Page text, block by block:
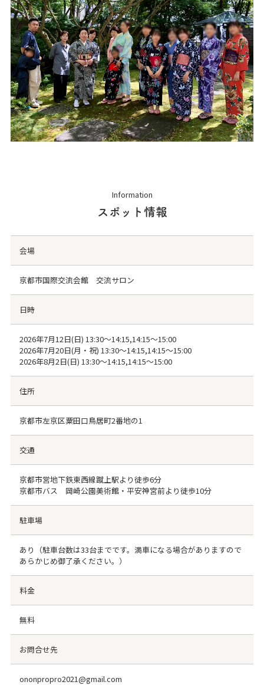
Information
スポット情報
会場
京都市国際交流会館 交流サロン
日時
2026年7月12日(日) 13:30～14:15,14:15～15:00
2026年7月20日(月・祝) 13:30～14:15,14:15～15:00
2026年8月2日(日) 13:30～14:15,14:15～15:00
住所
京都市左京区粟田口鳥居町2番地の1
交通
京都市営地下鉄東西線蹴上駅より徒歩6分
京都市バス 岡崎公園美術館・平安神宮前より徒歩10分
駐車場
あり（駐車台数は33台までです。満車になる場合がありますので
あらかじめ御了承ください。）
料金
無料
お問合せ先
ononpropro2021@gmail.com